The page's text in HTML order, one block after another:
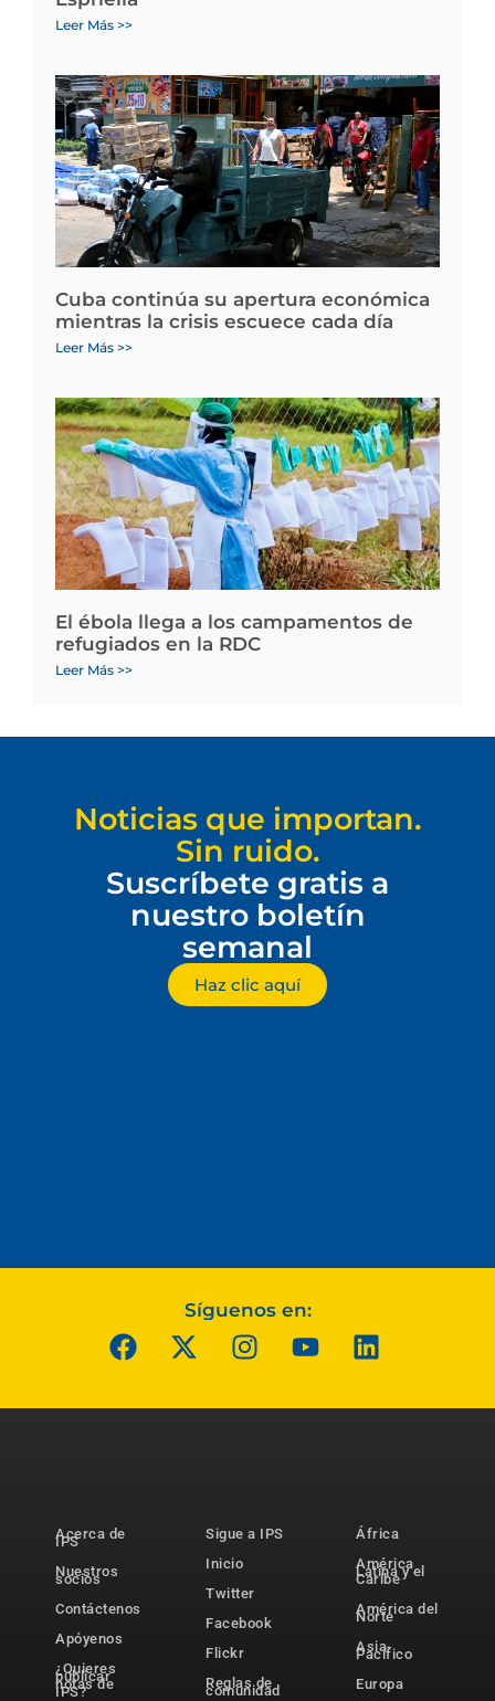
Leer Más >>
Cuba continúa su apertura económica
mientras la crisis escuece cada día
Leer Más >>
El ébola llega a los campamentos de
refugiados en la RDC
Leer Más >>
Noticias que importan.
Sin ruido.
Suscríbete gratis a
nuestro boletín
semanal
Haz clic aquí
Síguenos en:
Acerca de
IPS
Nuestros
socios
Contáctenos
Apóyenos
¿Quieres
publicar
notas de
IPS?
Sigue a IPS
Inicio
Twitter
Facebook
Flickr
Reglas de
comunidad
África
América
Latina y el
Caribe
América del
Norte
Asia-
Pacífico
Europa